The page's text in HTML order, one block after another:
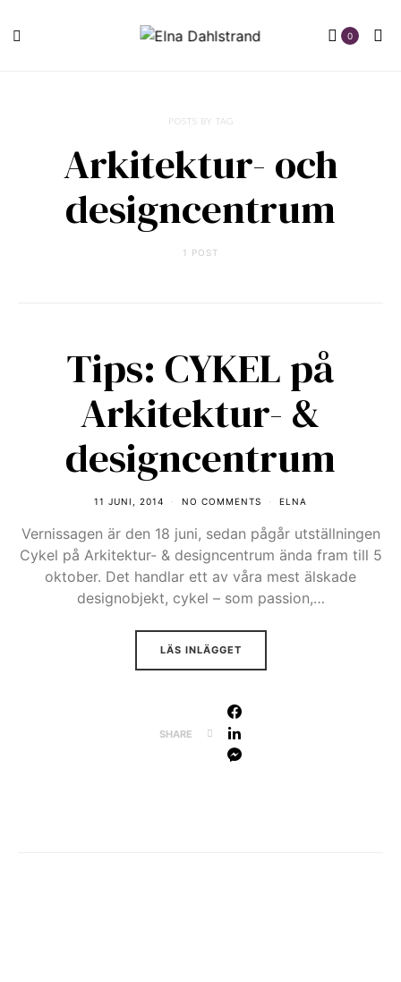
0
POSTS BY TAG
Arkitektur- och
designcentrum
1 POST
Tips: CYKEL på
Arkitektur- &
designcentrum
11 JUNI, 2014 NO COMMENTS ELNA
Vernissagen är den 18 juni, sedan pågår utställningen
Cykel på Arkitektur- & designcentrum ända fram till 5
oktober. Det handlar ett av våra mest älskade
designobjekt, cykel – som passion,…
LÄS INLÄGGET
SHARE